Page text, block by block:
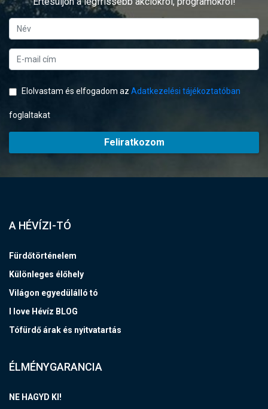
Elolvastam és elfogadom az Adatkezelési tájékoztatóban
foglaltakat
Feliratkozom
A HÉVÍZI-TÓ
Fürdőtörténelem
Különleges élőhely
Világon egyedülálló tó
I love Hévíz BLOG
Tófürdő árak és nyitvatartás
ÉLMÉNYGARANCIA
NE HAGYD KI!